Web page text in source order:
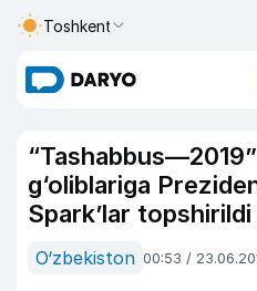
Toshkent
g‘oliblariga
Spark’lar topshirildi
O‘zbekiston 00:53 /